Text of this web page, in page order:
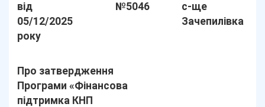
від
05/12/2025
року
№5046
с-ще
Зачепилівка
Про затвердження
Програми «Фінансова
підтримка КНП